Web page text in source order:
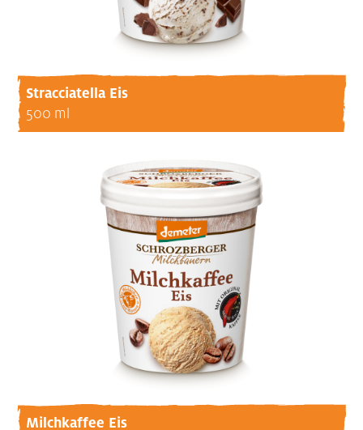
Stracciatella Eis
500 ml
Milchkaffee Eis